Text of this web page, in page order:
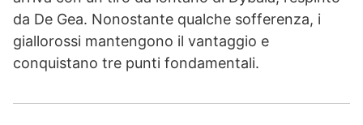
da De Gea. Nonostante qualche sofferenza, i
giallorossi mantengono il vantaggio e
conquistano tre punti fondamentali.